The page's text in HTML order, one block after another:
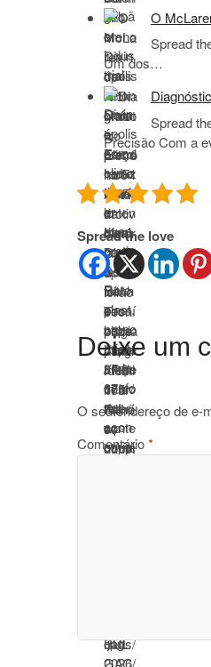
O
Spread
Um dos…
Spread
Precisão Com a
Spread the love
Deixe um
O seu endereço de e-
Comentário*